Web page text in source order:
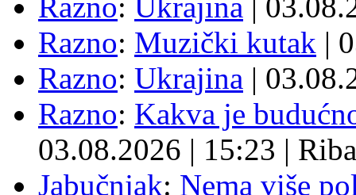
Razno: Muzički kutak |
Razno: Ukrajina |
Razno: Kakva je
03.08.2026 | 15:23 | Riba
Jabučnjak: Nema više